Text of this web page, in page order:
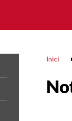
Inici